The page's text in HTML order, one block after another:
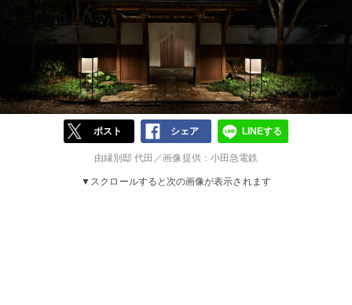
ポスト シェア LINEする
由縁別邸 代田／画像提供：小田急電鉄
▼スクロールすると次の画像が表示されます